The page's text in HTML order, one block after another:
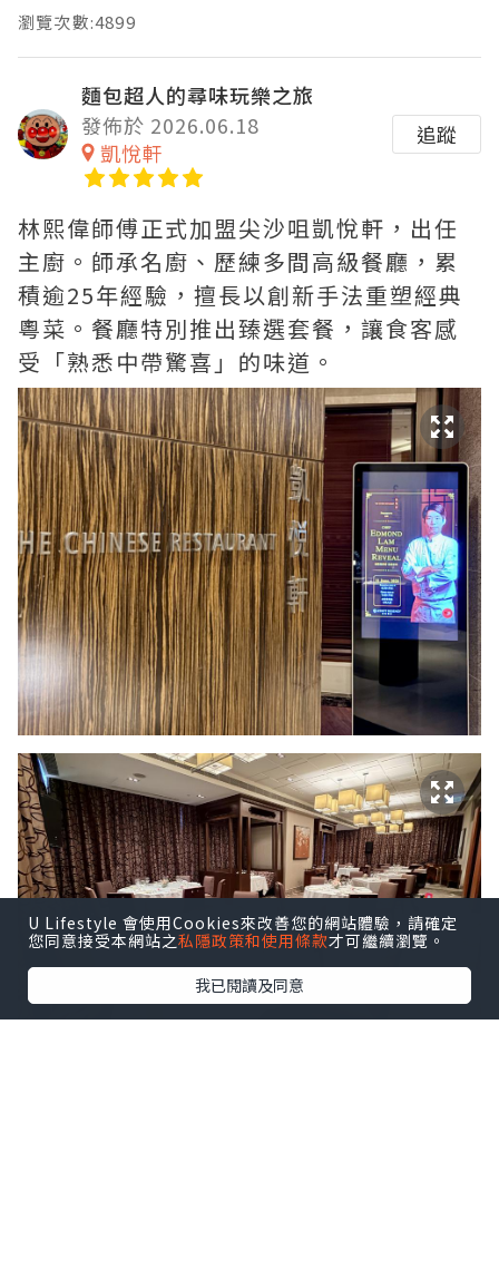
瀏覽次數:4899
麵包超人的尋味玩樂之旅
發佈於 2026.06.18
凱悅軒
追蹤
林熙偉師傅正式加盟尖沙咀凱悅軒，出任
主廚。師承名廚、歷練多間高級餐廳，累
積逾25年經驗，擅長以創新手法重塑經典
粵菜。餐廳特別推出臻選套餐，讓食客感
受「熟悉中帶驚喜」的味道。
U Lifestyle 會使用Cookies來改善您的網站體驗，請確定
您同意接受本網站之私隱政策和使用條款才可繼續瀏覽。
我已閱讀及同意